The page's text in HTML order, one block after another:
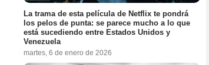
La trama de esta película de Netflix te pondrá
los pelos de punta: se parece mucho a lo que
está sucediendo entre Estados Unidos y
Venezuela
martes, 6 de enero de 2026